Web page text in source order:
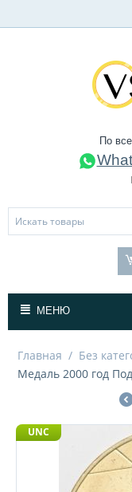
По
МЕНЮ
Главная / Без
Медаль 2000 год
UNC